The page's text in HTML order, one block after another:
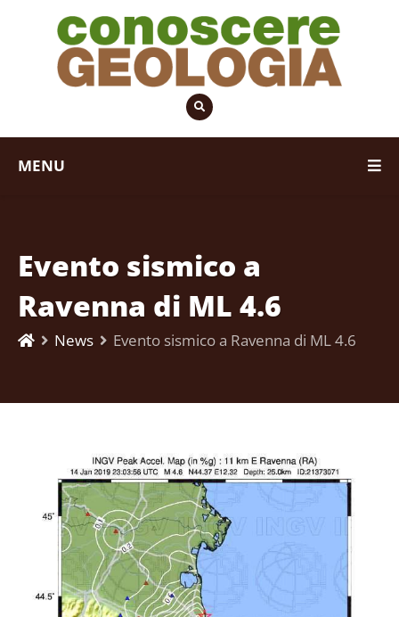
MENU
Evento sismico a
Ravenna di ML 4.6
News Evento sismico a Ravenna di ML 4.6